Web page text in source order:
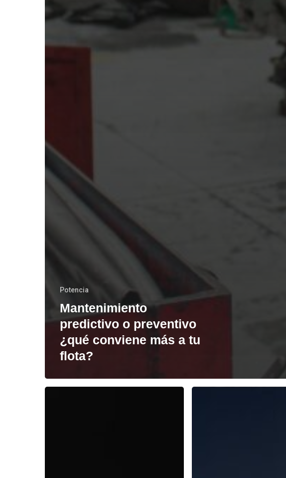
Potencia
Mantenimiento
predictivo o preventivo
¿qué conviene más a tu
flota?